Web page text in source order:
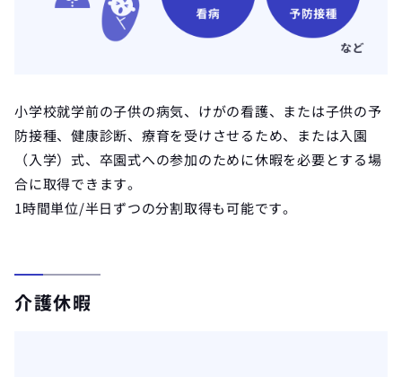
小学校就学前の子供の病気、けがの看護、または子供の予
防接種、健康診断、療育を受けさせるため、または入園
（入学）式、卒園式への参加のために休暇を必要とする場
合に取得できます。
1時間単位/半日ずつの分割取得も可能です。
介護休暇